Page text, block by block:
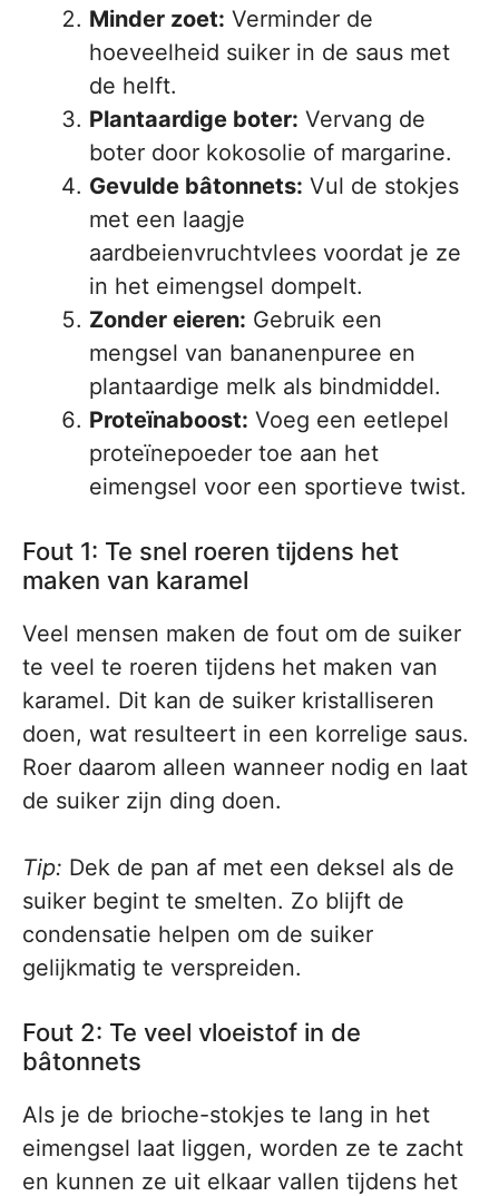
Minder zoet: Verminder de
hoeveelheid suiker in de saus met
de helft.
Plantaardige boter: Vervang de
boter door kokosolie of margarine.
Gevulde bâtonnets: Vul de stokjes
met een laagje
aardbeienvruchtvlees voordat je ze
in het eimengsel dompelt.
Zonder eieren: Gebruik een
mengsel van bananenpuree en
plantaardige melk als bindmiddel.
Proteïnaboost: Voeg een eetlepel
proteïnepoeder toe aan het
eimengsel voor een sportieve twist.
Fout 1: Te snel roeren tijdens het
maken van karamel
Veel mensen maken de fout om de suiker
te veel te roeren tijdens het maken van
karamel. Dit kan de suiker kristalliseren
doen, wat resulteert in een korrelige saus.
Roer daarom alleen wanneer nodig en laat
de suiker zijn ding doen.
Tip: Dek de pan af met een deksel als de
suiker begint te smelten. Zo blijft de
condensatie helpen om de suiker
gelijkmatig te verspreiden.
Fout 2: Te veel vloeistof in de
bâtonnets
Als je de brioche-stokjes te lang in het
eimengsel laat liggen, worden ze te zacht
en kunnen ze uit elkaar vallen tijdens het